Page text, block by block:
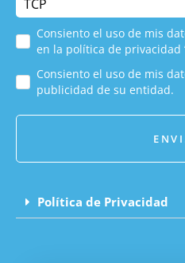
Consiento el uso de mis
en la política de privacidad
Consiento el uso de mis
publicidad de su entidad.
Política de Privacidad